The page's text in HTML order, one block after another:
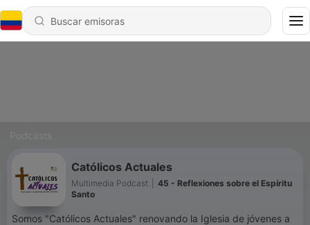
Católicos Actuales
Multimedia Podcast
45 - Reflexiones sobre el Espíritu
Santo
Somos "Católicos Actuales" renovando la Iglesia de jóvenes a